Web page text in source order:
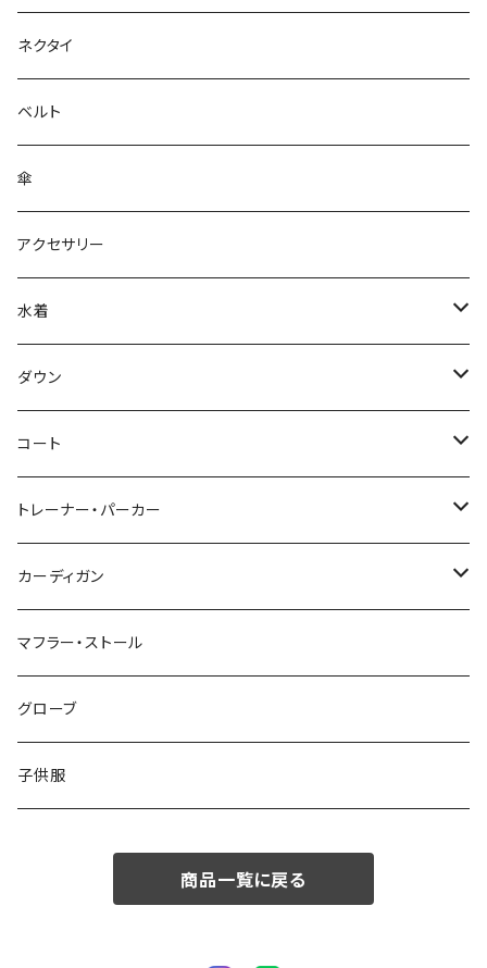
ネクタイ
ベルト
傘
アクセサリー
水着
～44/S
46/M
48/L
50/XL～
ダウン
～44/S
46/M
48/L
50/XL～
コート
～44/S
46/M
48/L
50/XL～
トレーナー・パーカー
～44/S
46/M
48/L
50/XL～
カーディガン
～44/S
46/M
48/L
マフラー・ストール
グローブ
子供服
商品一覧に戻る